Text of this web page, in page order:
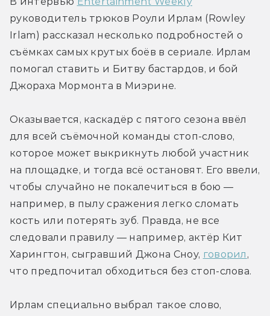
руководитель трюков Роули Ирлам (Rowley
Irlam) рассказал несколько подробностей о
съёмках самых крутых боёв в сериале. Ирлам
помогал ставить и Битву бастардов, и бой
Джораха Мормонта в Миэрине.
Оказывается, каскадёр с пятого сезона ввёл
для всей съёмочной команды стоп-слово,
которое может выкрикнуть любой участник
на площадке, и тогда всё остановят. Его ввели,
чтобы случайно не покалечиться в бою —
например, в пылу сражения легко сломать
кость или потерять зуб. Правда, не все
следовали правилу — например, актёр Кит
Харингтон, сыгравший Джона Сноу, говорил ,
что предпочитал обходиться без стоп-слова.
Ирлам специально выбрал такое слово,